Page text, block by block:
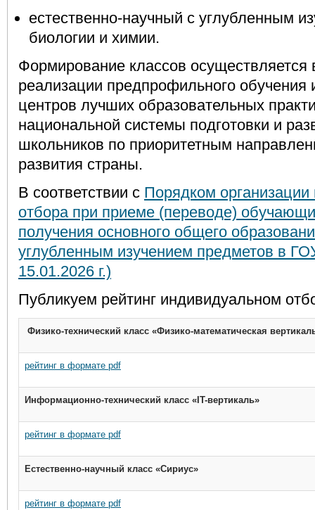
естественно-научный с углубленным
биологии и химии.
Формирование классов осуществляется
реализации предпрофильного обучения
центров лучших образовательных
национальной системы подготовки и
школьников по приоритетным
развития страны.
В соответствии с Порядком организации
отбора при приеме (переводе)
получения основного общего
углубленным изучением предметов в
15.01.2026 г.)
Публикуем рейтинг индивидуальном
Физико-технический класс «Физико-математическая
рейтинг в формате pdf
Информационно-технический класс «IT-вертикаль»
рейтинг в формате pdf
Естественно-научный класс «Сириус»
рейтинг в формате pdf